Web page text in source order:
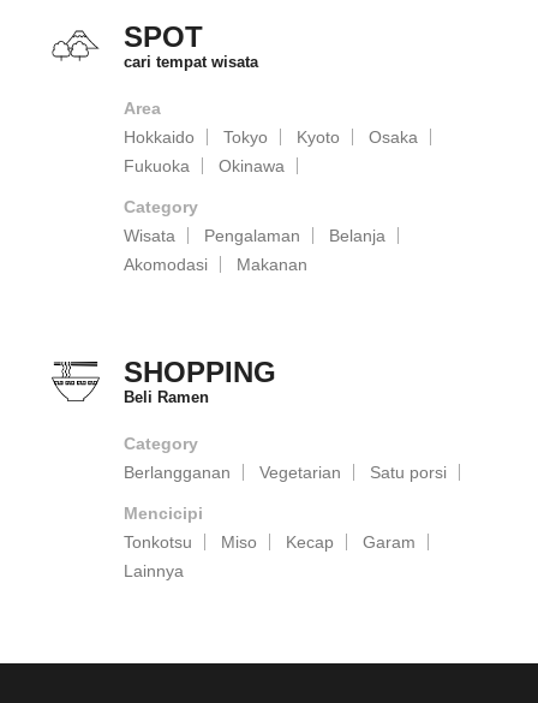
SPOT
cari tempat wisata
Area
Hokkaido
Tokyo Kyoto
Osaka
Fukuoka
Okinawa
Category
Wisata
Pengalaman
Belanja
Akomodasi
Makanan
SHOPPING
Beli Ramen
Category
Berlangganan
Vegetarian Satu porsi
Mencicipi
Tonkotsu
Miso Kecap
Garam
Lainnya